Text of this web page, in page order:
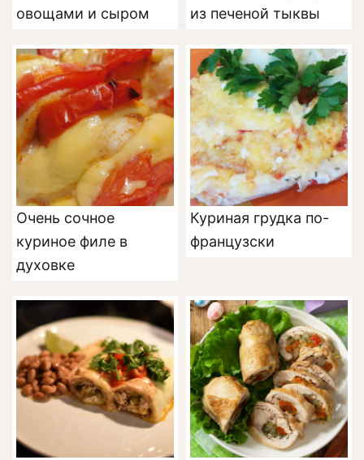
овощами и сыром
из печеной тыквы
Очень сочное
куриное филе в
духовке
Куриная грудка по-
французски